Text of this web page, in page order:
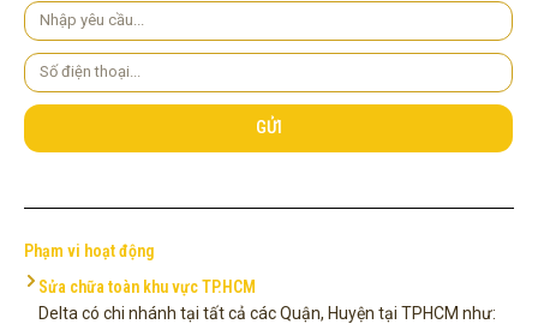
Yêu
cầu
Số
điện
thoại
GỬI
Phạm vi hoạt động
Sửa chữa toàn khu vực TP.HCM
Delta có chi nhánh tại tất cả các Quận, Huyện tại TPHCM như: